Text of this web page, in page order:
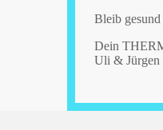
Bleib
Dein
Uli & Jürgen